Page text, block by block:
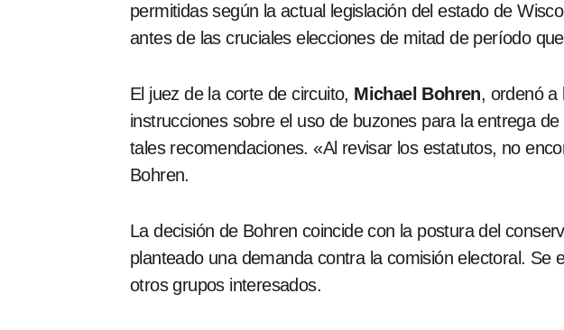
permitidas según la actual legislación del estado de
antes de las cruciales elecciones de mitad de período
El juez de la corte de circuito, Michael Bohren, ordenó a
instrucciones sobre el uso de buzones para la entrega
tales recomendaciones. «Al revisar los estatutos, no
Bohren.
La decisión de Bohren coincide con la postura del
planteado una demanda contra la comisión electoral.
otros grupos interesados.